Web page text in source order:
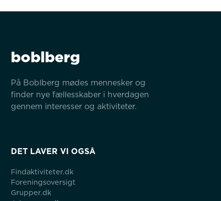
boblberg
På Boblberg mødes mennesker og
finder nye fællesskaber i hverdagen
gennem interesser og aktiviteter.
DET LAVER VI OGSÅ
Findaktiviteter.dk
Foreningsoversigt
Grupper.dk